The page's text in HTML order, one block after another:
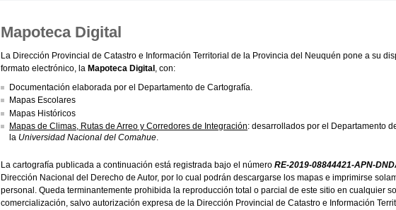
Mapoteca Digital
La Dirección Provincial de Catastro e Información Territorial de la Provincia del Neuquén pone a su
formato electrónico, la Mapoteca Digital , con:
Documentación elaborada por el Departamento de Cartografía.
Mapas Escolares
Mapas Históricos
Mapas de Climas, Rutas de Arreo y Corredores de Integración: desarrollados por el Departamento
la Universidad Nacional del Comahue.
La cartografía publicada a continuación está registrada bajo el número RE-2019-08844421-APN-
Dirección Nacional del Derecho de Autor, por lo cual podrán descargarse los mapas e imprimirse
personal. Queda terminantemente prohibida la reproducción total o parcial de este sitio en cualquier
comercialización, salvo autorización expresa de la Dirección Provincial de Catastro e Información